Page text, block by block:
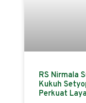
RS Nirmala
Kukuh
Perkuat